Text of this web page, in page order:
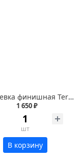
Шпатлевка финишная Terraco Handycoat Washable 15 кг
1 650 ₽
шт
В корзину